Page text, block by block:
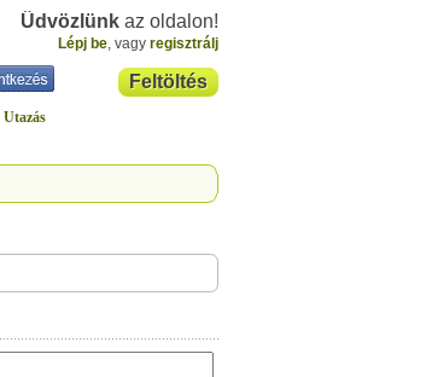
Üdvözlünk az oldalon!
Lépj be, vagy regisztrálj
Feltöltés
Utazás